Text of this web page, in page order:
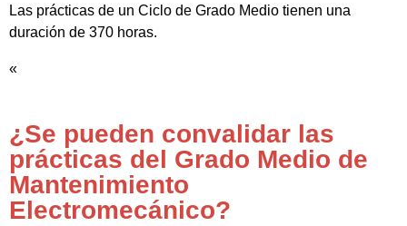
Las prácticas de un Ciclo de Grado Medio tienen una
duración de 370 horas.
«
¿Se pueden convalidar las
prácticas del Grado Medio de
Mantenimiento
Electromecánico?